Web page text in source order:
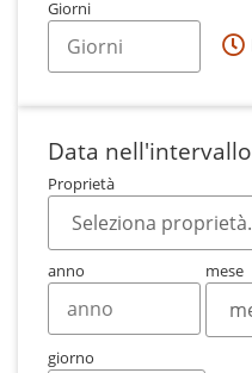
Giorni
Data nell'intervallo
Proprietà
anno mese
giorno